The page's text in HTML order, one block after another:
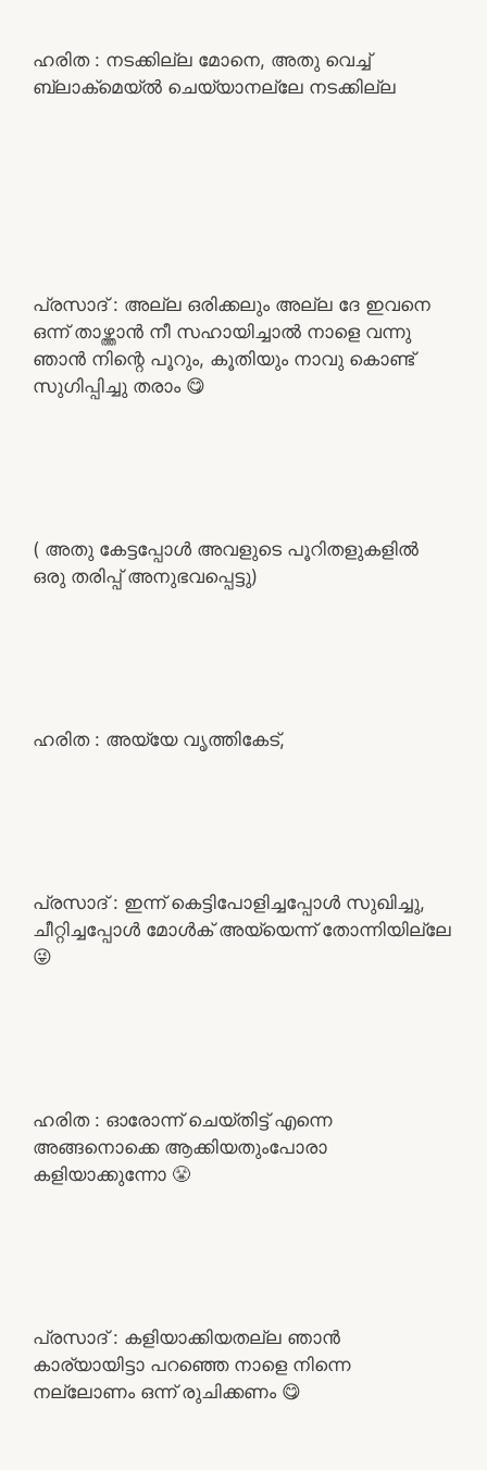
ഹരിത : നടക്കില്ല മോനെ, അതു വെച്ച്
ബ്ലാക്‌മെയ്ൽ ചെയ്യാനല്ലേ നടക്കില്ല
പ്രസാദ് : അല്ല ഒരിക്കലും അല്ല ദേ ഇവനെ
ഒന്ന് താഴ്ത്താൻ നീ സഹായിച്ചാൽ നാളെ വന്നു
ഞാൻ നിന്റെ പൂറും, കൂതിയും നാവു കൊണ്ട്
സുഗിപ്പിച്ചു തരാം 😋
( അതു കേട്ടപ്പോൾ അവളുടെ പൂറിതളുകളിൽ
ഒരു തരിപ്പ് അനുഭവപ്പെട്ടു)
ഹരിത : അയ്യേ വൃത്തികേട്,
പ്രസാദ് : ഇന്ന് കെട്ടിപോളിച്ചപ്പോൾ സുഖിച്ചു,
ചീറ്റിച്ചപ്പോൾ മോൾക് അയ്യെന്ന് തോന്നിയില്ലേ
😜
ഹരിത : ഓരോന്ന് ചെയ്തിട്ട് എന്നെ
അങ്ങനൊക്കെ ആക്കിയതുംപോരാ
കളിയാക്കുന്നോ 😤
പ്രസാദ് : കളിയാക്കിയതല്ല ഞാൻ
കാര്യായിട്ടാ പറഞ്ഞെ നാളെ നിന്നെ
നല്ലോണം ഒന്ന് രുചിക്കണം 😋